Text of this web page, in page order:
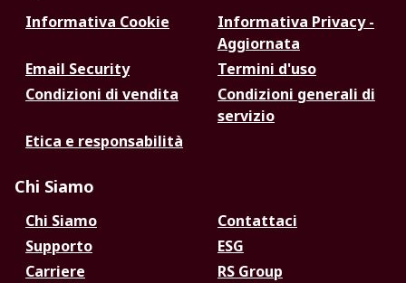
Informativa Cookie
Informativa Privacy -
Aggiornata
Email Security
Termini d'uso
Condizioni di vendita
Condizioni generali di
servizio
Etica e responsabilità
Chi Siamo
Chi Siamo
Contattaci
Supporto
ESG
Carriere
RS Group